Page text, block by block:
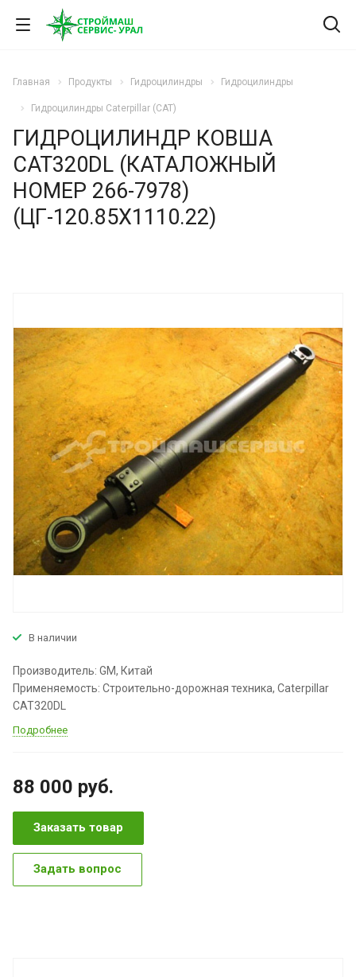
Главная Продукты Гидроцилиндры Гидроцилиндры
Гидроцилиндры Caterpillar (CAT)
ГИДРОЦИЛИНДР КОВША
CAT320DL (КАТАЛОЖНЫЙ
НОМЕР 266-7978)
(ЦГ-120.85Х1110.22)
В наличии
Производитель: GM, Китай
Применяемость: Строительно-дорожная техника, Caterpillar
CAT320DL
Подробнее
88 000 руб.
Заказать товар
Задать вопрос